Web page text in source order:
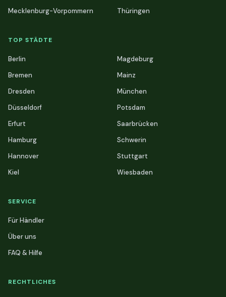
Mecklenburg-Vorpommern
Thüringen
TOP STÄDTE
Berlin
Bremen
Dresden
Düsseldorf
Erfurt
Hamburg
Hannover
Kiel
Magdeburg
Mainz
München
Potsdam
Saarbrücken
Schwerin
Stuttgart
Wiesbaden
SERVICE
Für Händler
Über uns
FAQ & Hilfe
RECHTLICHES